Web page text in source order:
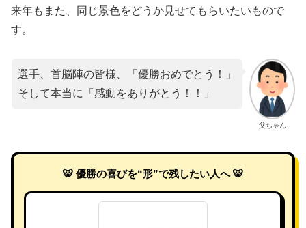
来年もまた、同じ景色をどうか見せてもらいたいもので
す。
父ちゃん
選手、首脳陣の皆様、「優勝おめでとう！」
そして本当に「感動をありがとう！！」
🐯 優勝の喜びを“形”で残したい人へ 🐯